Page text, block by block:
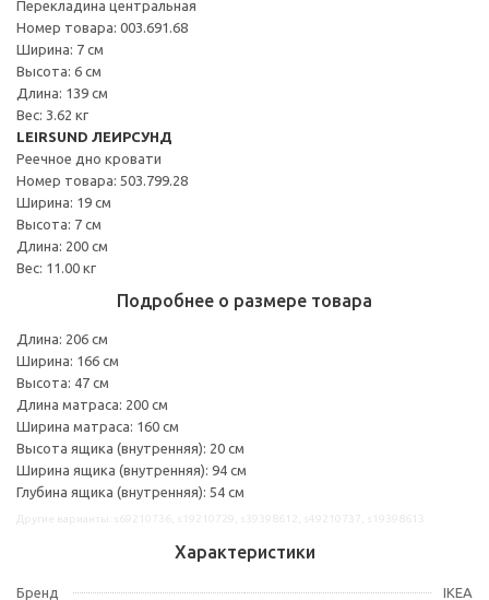
Перекладина центральная
Номер товара: 003.691.68
Ширина: 7 см
Высота: 6 см
Длина: 139 см
Вес: 3.62 кг
LEIRSUND ЛЕИРСУНД
Реечное дно кровати
Номер товара: 503.799.28
Ширина: 19 см
Высота: 7 см
Длина: 200 см
Вес: 11.00 кг
Подробнее о размере товара
Длина: 206 см
Ширина: 166 см
Высота: 47 см
Длина матраса: 200 см
Ширина матраса: 160 см
Высота ящика (внутренняя): 20 см
Ширина ящика (внутренняя): 94 см
Глубина ящика (внутренняя): 54 см
Характеристики
Бренд IKEA